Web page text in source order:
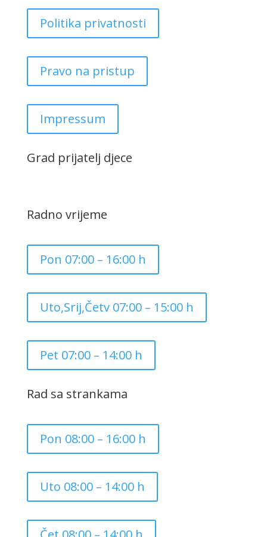
Politika privatnosti
Pravo na pristup
Impressum
Grad prijatelj djece
Radno vrijeme
Pon 07:00 – 16:00 h
Uto,Srij,Četv 07:00 – 15:00 h
Pet 07:00 – 14:00 h
Rad sa strankama
Pon 08:00 – 16:00 h
Uto 08:00 – 14:00 h